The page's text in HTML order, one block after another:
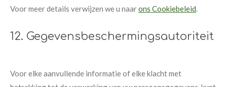
Voor meer details verwijzen we u naarons Cookiebeleid
12. Gegevensbeschermingsautoriteit
Voor elke aanvullende informatie of elke klacht met